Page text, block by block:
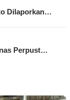
Dilaporkan…
Perpust…